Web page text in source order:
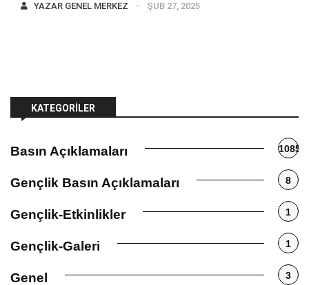
YAZAR GENEL MERKEZ ŞUB 27, 2025
KATEGORILER
Basın Açıklamaları 1085
Gençlik Basın Açıklamaları 8
Gençlik-Etkinlikler 1
Gençlik-Galeri 1
Genel 3